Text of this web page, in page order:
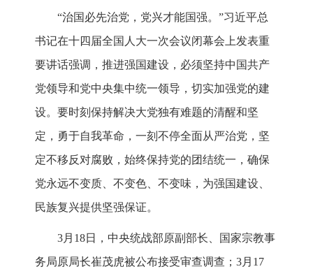
“治国必先治党，党兴才能国强。”习近平总
书记在十四届全国人大一次会议闭幕会上发表重
要讲话强调，推进强国建设，必须坚持中国共产
党领导和党中央集中统一领导，切实加强党的建
设。要时刻保持解决大党独有难题的清醒和坚
定，勇于自我革命，一刻不停全面从严治党，坚
定不移反对腐败，始终保持党的团结统一，确保
党永远不变质、不变色、不变味，为强国建设、
民族复兴提供坚强保证。
3月18日，中央统战部原副部长、国家宗教事
务局原局长崔茂虎被公布接受审查调查；3月17